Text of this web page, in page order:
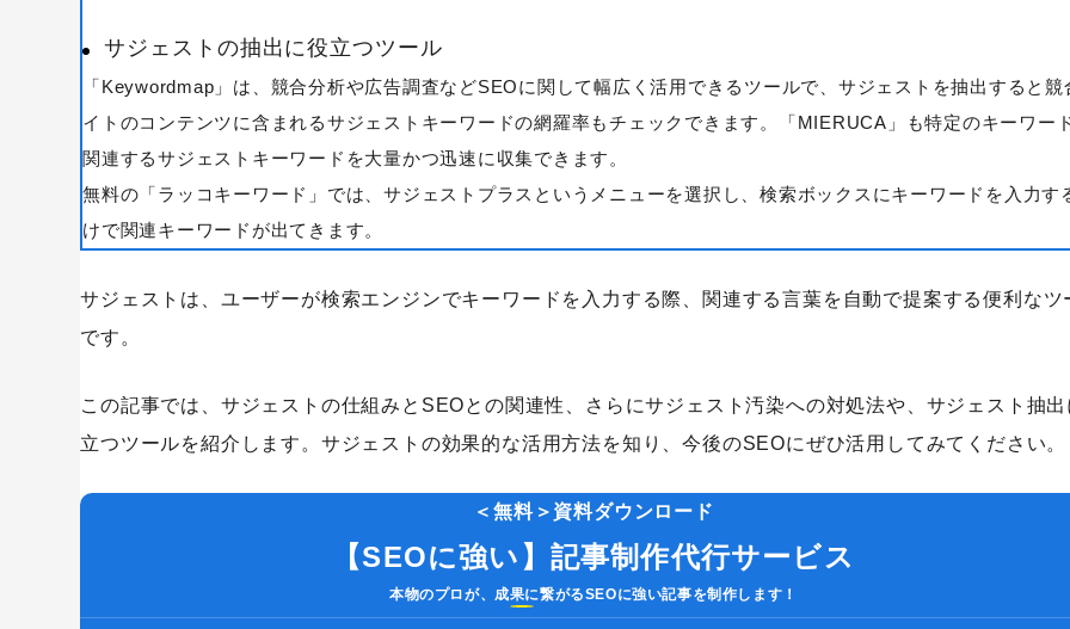
検索する
人気のキーワード
Googleアナリティクス HubSpot LP(ランディングページ) Shopify
サジェストの抽出に役立つツール
「Keywordmap」は、競合分析や広告調査などSEOに関して幅広く活用できるツールで、サジェストを抽出すると競
イトのコンテンツに含まれるサジェストキーワードの網羅率もチェックできます。「MIERUCA」も特定のキーワー
関連するサジェストキーワードを大量かつ迅速に収集できます。
無料の「ラッコキーワード」では、サジェストプラスというメニューを選択し、検索ボックスにキーワードを入力す
けで関連キーワードが出てきます。
サジェストは、ユーザーが検索エンジンでキーワードを入力する際、関連する言葉を自動で提案する便利なツ
です。
この記事では、サジェストの仕組みとSEOとの関連性、さらにサジェスト汚染への対処法や、サジェスト抽出
立つツールを紹介します。サジェストの効果的な活用方法を知り、今後のSEOにぜひ活用してみてください。
＜無料＞資料ダウンロード
【SEOに強い】記事制作代行サービス
本物のプロが、成果に繋がるSEOに強い記事を制作します！